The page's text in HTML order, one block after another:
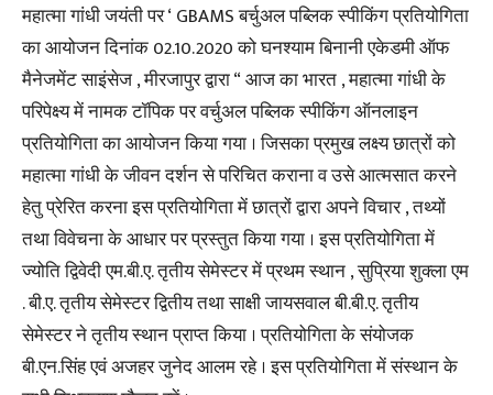
महात्मा गांधी जयंती पर ‘ GBAMS बर्चुअल पब्लिक स्पीकिंग प्रतियोगिता
का आयोजन दिनांक 02.10.2020 को घनश्याम बिनानी एकेडमी ऑफ
मैनेजमेंट साइंसेज , मीरजापुर द्वारा “ आज का भारत , महात्मा गांधी के
परिपेक्ष्य में नामक टॉपिक पर वर्चुअल पब्लिक स्पीकिंग ऑनलाइन
प्रतियोगिता का आयोजन किया गया । जिसका प्रमुख लक्ष्य छात्रों को
महात्मा गांधी के जीवन दर्शन से परिचित कराना व उसे आत्मसात करने
हेतु प्रेरित करना इस प्रतियोगिता में छात्रों द्वारा अपने विचार , तथ्यों
तथा विवेचना के आधार पर प्रस्तुत किया गया । इस प्रतियोगिता में
ज्योति द्विवेदी एम.बी.ए. तृतीय सेमेस्टर में प्रथम स्थान , सुप्रिया शुक्ला एम
. बी.ए. तृतीय सेमेस्टर द्वितीय तथा साक्षी जायसवाल बी.बी.ए. तृतीय
सेमेस्टर ने तृतीय स्थान प्राप्त किया । प्रतियोगिता के संयोजक
बी.एन.सिंह एवं अजहर जुनेद आलम रहे । इस प्रतियोगिता में संस्थान के